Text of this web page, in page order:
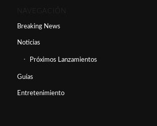
NAVEGACIÓN
Breaking News
Noticias
Próximos Lanzamientos
Guías
Entretenimiento